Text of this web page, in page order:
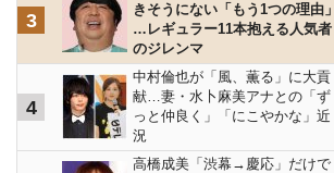
3
きそうにない「もう1つの理由」
…レギュラー11本抱える人気者
のジレンマ
4
中村倫也が「風、薫る」に大貢
献…妻・水卜麻美アナとの「ず
っと仲良く」「にこやかな」近
況
高橋成美「渋幕→慶応」だけで